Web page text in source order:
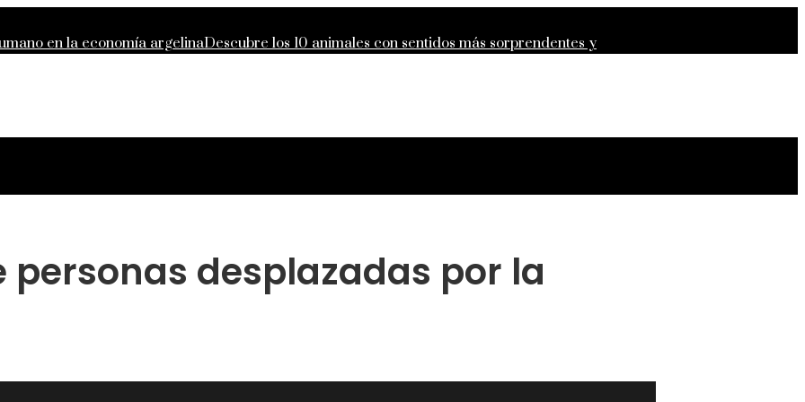
en la economía argelinaDescubre los 10 animales con sentidos más sorprendentes y
personas desplazadas por la